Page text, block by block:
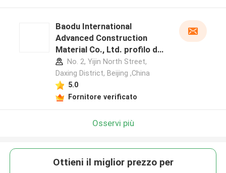
Baodu International
Advanced Construction
Material Co., Ltd. profilo del
produttore
No. 2, Yijin North Street,
Daxing District, Beijing ,China
5.0
Fornitore verificato
Osservi più
Ottieni il miglior prezzo per